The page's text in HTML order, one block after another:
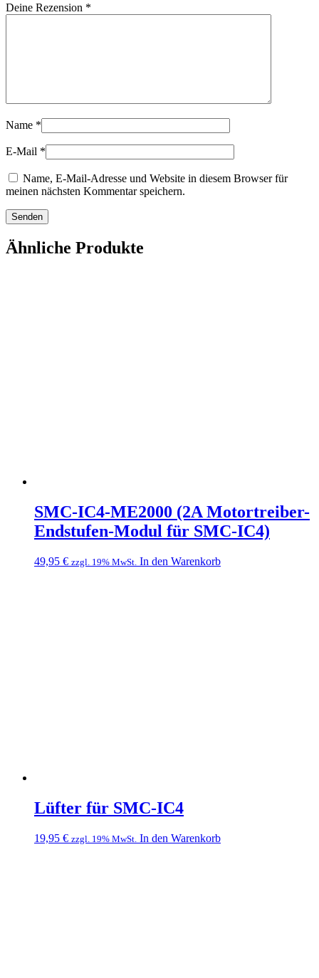
Deine Rezension *
Name *
E-Mail *
Name, E-Mail-Adresse und Website in diesem Browser für
meinen nächsten Kommentar speichern.
Ähnliche Produkte
SMC-IC4-ME2000 (2A Motortreiber-
Endstufen-Modul für SMC-IC4)
49,95 € zzgl. 19% MwSt. In den Warenkorb
Lüfter für SMC-IC4
19,95 € zzgl. 19% MwSt. In den Warenkorb